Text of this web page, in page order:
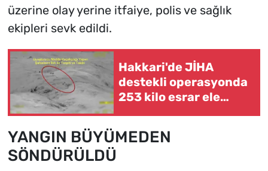
üzerine olay yerine itfaiye, polis ve sağlık
ekipleri sevk edildi.
Hakkari'de JİHA
destekli operasyonda
253 kilo esrar ele
YANGIN BÜYÜMEDEN
SÖNDÜRÜLDÜ